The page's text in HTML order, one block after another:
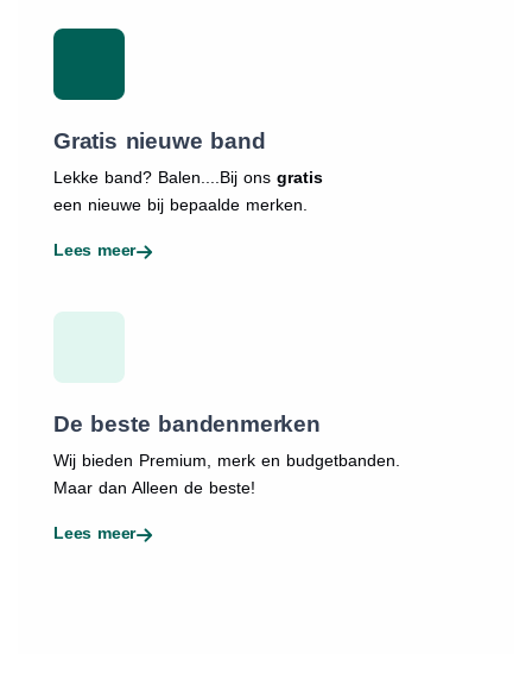
Gratis nieuwe band
Lekke band? Balen....Bij ons gratis
een nieuwe bij bepaalde merken.
Lees meer
De beste bandenmerken
Wij bieden Premium, merk en budgetbanden.
Maar dan Alleen de beste!
Lees meer